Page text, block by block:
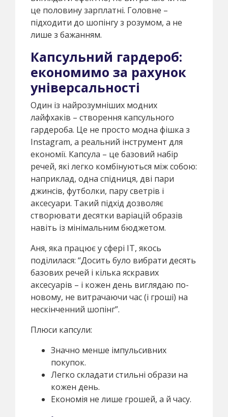
це половину зарплатні. Головне –
підходити до шопінгу з розумом, а не
лише з бажанням.
Капсульний гардероб:
економимо за рахунок
універсальності
Один із найрозумніших модних
лайфхаків – створення капсульного
гардероба. Це не просто модна фішка з
Instagram, а реальний інструмент для
економії. Капсула – це базовий набір
речей, які легко комбінуються між собою:
наприклад, одна спідниця, дві пари
джинсів, футболки, пару светрів і
аксесуари. Такий підхід дозволяє
створювати десятки варіацій образів
навіть із мінімальним бюджетом.
Аня, яка працює у сфері IT, якось
поділилася: “Досить було вибрати десять
базових речей і кілька яскравих
аксесуарів – і кожен день виглядаю по-
новому, не витрачаючи час (і гроші) на
нескінченний шопінг”.
Плюси капсули:
Значно менше імпульсивних
покупок.
Легко складати стильні образи на
кожен день.
Економія не лише грошей, а й часу.